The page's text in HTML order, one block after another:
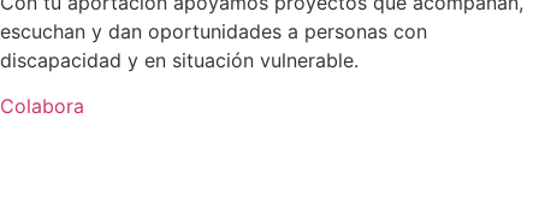
escuchan y dan oportunidades a personas con
discapacidad y en situación vulnerable.
Colabora